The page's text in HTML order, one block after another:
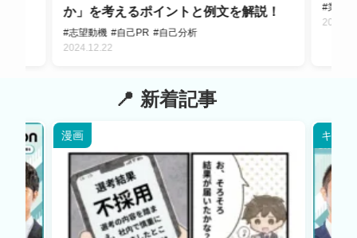
か」を考えるポイントと例文を解説！
#志望動機 #自己PR #自己分析
2024.12.22
#業界
新着記事
漫画 キャリ